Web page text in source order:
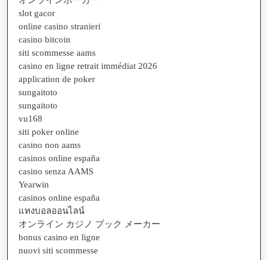
slot gacor
online casino stranieri
casino bitcoin
siti scommesse aams
casino en ligne retrait immédiat 2026
application de poker
sungaitoto
sungaitoto
vu168
siti poker online
casino non aams
casinos online españa
casino senza AAMS
Yearwin
casinos online españa
แทงบอลออนไลน์
オンライン カジノ ブック メーカー
bonus casino en ligne
nuovi siti scommesse